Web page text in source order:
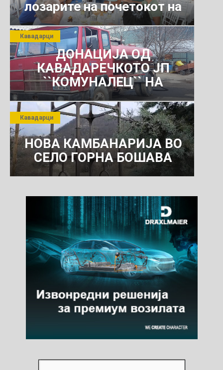
лозарите на почетокот на
јули 2026 г.
ДОНАЦИЈА ОД
КАВАДАРЕЧКОТО ЈП
``КОМУНАЛЕЦ`` НА
РОСОМАНСКОТО ЈАВНО
ПРЕТПРИЈАТИЕ ЗА
КОМУНАЛНО УСЛУГИ
Кавадарци
НОВА КАМБАНАРИЈА ВО
СЕЛО ГОРНА БОШАВА
Кавадарци